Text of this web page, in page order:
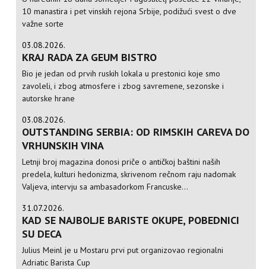
10 manastira i pet vinskih rejona Srbije, podižući svest o dve
važne sorte
03.08.2026.
KRAJ RADA ZA GEUM BISTRO
Bio je jedan od prvih ruskih lokala u prestonici koje smo
zavoleli, i zbog atmosfere i zbog savremene, sezonske i
autorske hrane
03.08.2026.
OUTSTANDING SERBIA: OD RIMSKIH CAREVA DO
VRHUNSKIH VINA
Letnji broj magazina donosi priče o antičkoj baštini naših
predela, kulturi hedonizma, skrivenom rečnom raju nadomak
Valjeva, intervju sa ambasadorkom Francuske...
31.07.2026.
KAD SE NAJBOLJE BARISTE OKUPE, POBEDNICI
SU DECA
Julius Meinl je u Mostaru prvi put organizovao regionalni
Adriatic Barista Cup